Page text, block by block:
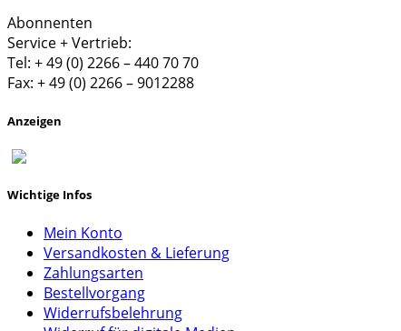
Abonnenten
Service + Vertrieb:
Tel: + 49 (0) 2266 – 440 70 70
Fax: + 49 (0) 2266 – 9012288
Anzeigen
Wichtige Infos
Mein Konto
Versandkosten & Lieferung
Zahlungsarten
Bestellvorgang
Widerrufsbelehrung